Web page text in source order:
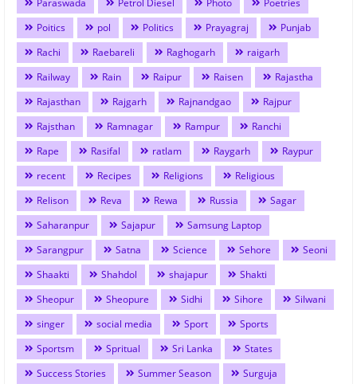
Poitics
pol Politics Prayagraj
Punjab
Rachi
Raebareli Raghogarh
raigarh
Railway
Rain Raipur Raisen
Rajastha
Rajasthan
Rajgarh Rajnandgao
Rajpur
Rajsthan
Ramnagar Rampur
Ranchi
Rape
Rasifal ratlam Raygarh
Raypur
recent
Recipes Religions
Religious
Relison
Reva Rewa Russia
Sagar
Saharanpur
Sajapur
Samsung Laptop
Sarangpur
Satna Science Sehore
Seoni
Shaakti
Shahdol shajapur
Shakti
Sheopur
Sheopure Sidhi Sihore
Silwani
singer
social media Sport
Sports
Sportsm
Spritual Sri Lanka
States
Success Stories
Summer Season
Surguja